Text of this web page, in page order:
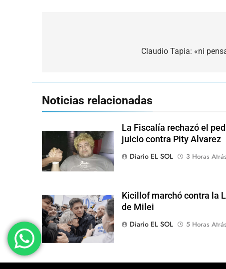
Claudio Tapia: «ni
Noticias relacionadas
La Fiscalía rechazó el
juicio contra Pity Alvarez
Diario EL SOL
3 Horas
Kicillof marchó contra la
de Milei
Diario EL SOL
5 Horas